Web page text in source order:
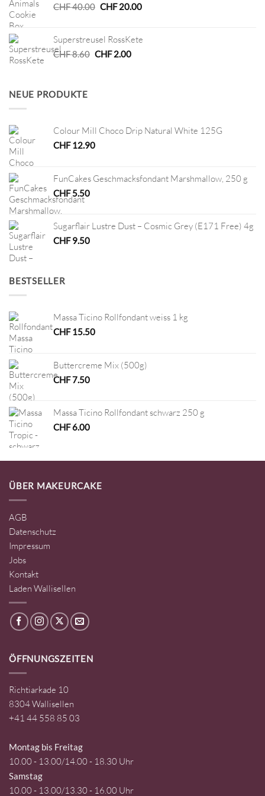
CHF40.00 Ursprünglicher
CHF 40.00
CHF20.00Aktueller
CHF 20.00.
Superstreusel RossKete
CHF8.60 Ursprünglicher
CHF2.00Aktueller
NEUE PRODUKTE
Colour Mill Choco Drip Natural White 125G
CHF12.90
FunCakes Geschmacksfondant Marshmallow, 250 g
CHF5.50
Sugarflair Lustre Dust – Cosmic Grey (E171 Free) 4g
CHF9.50
BESTSELLER
Massa Ticino Rollfondant weiss 1 kg
CHF15.50
Buttercreme Mix (500g)
CHF7.50
Massa Ticino Rollfondant schwarz 250 g
CHF6.00
ÜBER MAKEURCAKE
AGB
Datenschutz
Impressum
Jobs
Kontakt
Laden Wallisellen
ÖFFNUNGSZEITEN
Richtiarkade 10
8304 Wallisellen
+41 44 558 85 03
Montag bis Freitag
10.00 - 13.00/14.00 - 18.30 Uhr
Samstag
10.00 - 13.00/13.30 - 16.00 Uhr